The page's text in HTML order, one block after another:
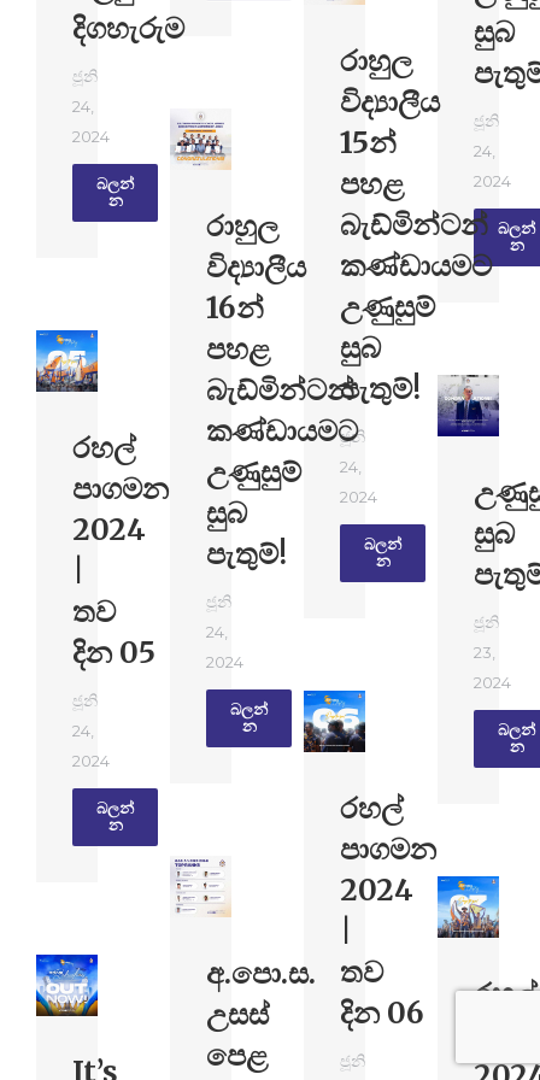
සුබ
ජූනි
24,
2024
බලන්​
න
දිගහැරුම
ජූනි
24,
2024
බලන්​
න
රාහුල
විද්‍යාලීය
15න්
පහළ
බැඩ්මින්ටන්
කණ්ඩායමට
උණුසුම්
සුබ
පැතුම්!
ජූනි
24,
2024
බලන්​
න
රාහුල
විද්‍යාලීය
16න්
පහළ
බැඩ්මින්ටන්
කණ්ඩායමට
උණුසුම්
සුබ
පැතුම්!
ජූනි
24,
2024
බලන්​
න
රහල්
පාගමන
2024
තව
දින 05
ජූනි
24,
2024
බලන්​
න
සුබ
ජූනි
23,
2024
බලන්​
න
රහල්
පාගමන
2024
තව
දින 06
ජූනි
අ.පො.ස.
උසස්
පෙළ
රහල්
It’s